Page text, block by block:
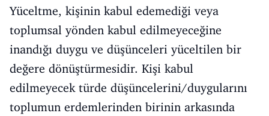
Yüceltme, kişinin kabul edemediği veya
toplumsal yönden kabul edilmeyeceğine
inandığı duygu ve düşünceleri yüceltilen bir
değere dönüştürmesidir. Kişi kabul
edilmeyecek türde düşüncelerini/duygularını
toplumun erdemlerinden birinin arkasında